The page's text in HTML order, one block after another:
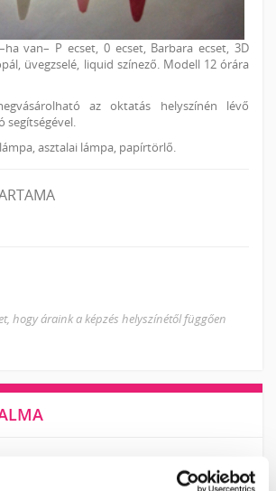
–ha van– P ecset, 0 ecset, Barbara ecset, 3D
üvegzselé, liquid színező. Modell 12 órára
az oktatás helyszínén lévő
segítségével.
asztalai lámpa, papírtörlő.
hogy áraink a képzés helyszínétől függően